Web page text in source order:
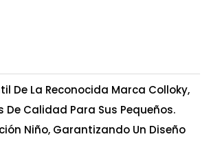
De La Reconocida Marca Colloky,
De Calidad Para Sus Pequeños.
Niño, Garantizando Un Diseño